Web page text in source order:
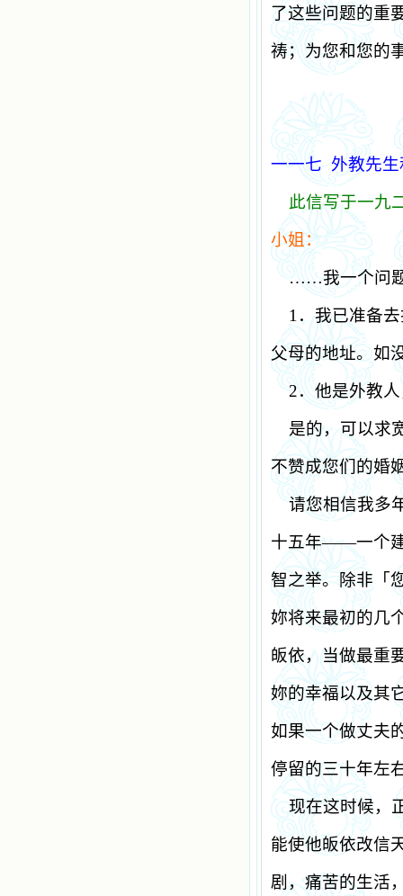
了这些问题的重
祷；为您和您的
一一七 外教先
此信写于一九
小姐：
……我一个问
1 ．我已准备
父母的地址。如
2．他是外教
是的，可以求
不赞成您们的婚
请您相信我多
十五年——一个
智之举。除非「
妳将来最初的几
皈依，当做最重
妳的幸福以及其
如果一个做丈夫
停留的三十年左
现在这时候，
能使他皈依改信
剧，痛苦的生活